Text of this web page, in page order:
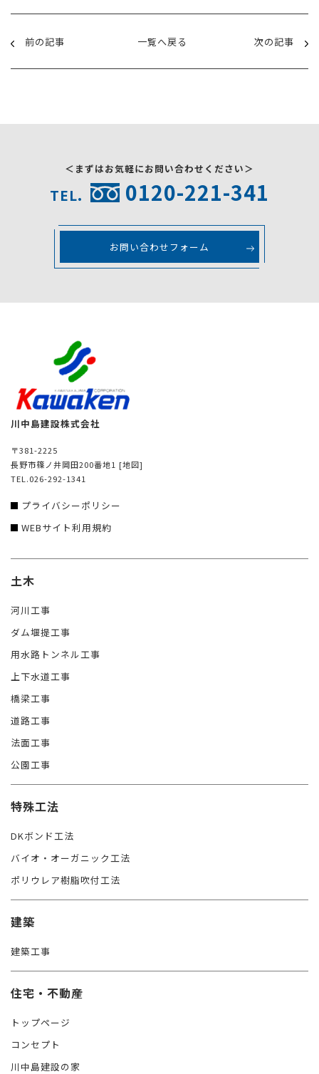
前の記事 一覧へ戻る 次の記事
＜まずはお気軽にお問い合わせください＞
TEL. 0120-221-341
お問い合わせフォーム
川中島建設株式会社
〒381-2225
長野市篠ノ井岡田200番地1 [地図]
TEL.026-292-1341
プライバシーポリシー
WEBサイト利用規約
土木
河川工事
ダム堰提工事
用水路トンネル工事
上下水道工事
橋梁工事
道路工事
法面工事
公園工事
特殊工法
DKボンド工法
バイオ・オーガニック工法
ポリウレア樹脂吹付工法
建築
建築工事
住宅・不動産
トップページ
コンセプト
川中島建設の家